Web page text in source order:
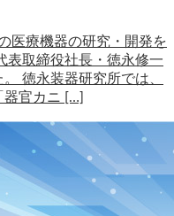
医療機器の研究・開発を
表取締役社長・徳永修一
徳永装器研究所では、
器官カニ […]